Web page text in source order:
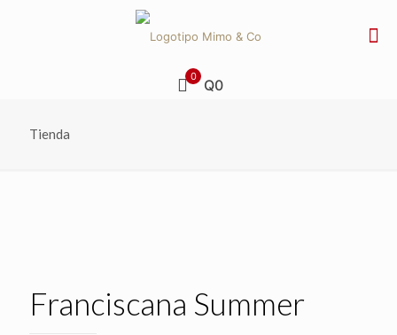
0 Q0
Tienda
Franciscana Summer